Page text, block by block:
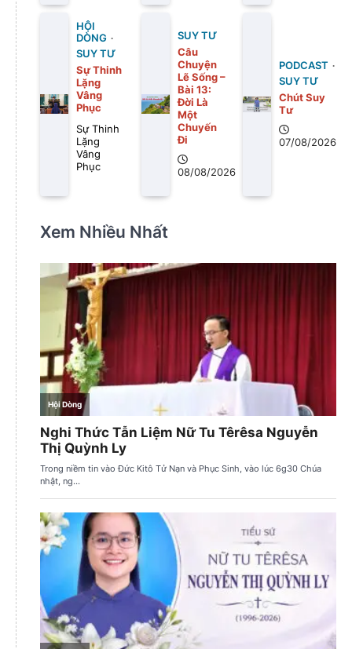
HỘI
DÒNG
SUY TƯ
Sự Thinh
Lặng
Vâng
Phục
Sự Thinh
Lặng
Vâng
Phục
SUY TƯ
Câu
Chuyện
Lẽ Sống –
Bài 13:
Ðời Là
Một
Chuyến
Ði
08/08/2026
PODCAST
SUY TƯ
Chút Suy
Tư
07/08/2026
Xem Nhiều Nhất